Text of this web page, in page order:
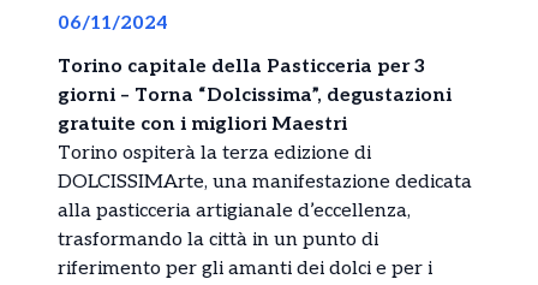
06/11/2024
Torino capitale della Pasticceria per 3
giorni – Torna “Dolcissima”, degustazioni
gratuite con i migliori Maestri
Torino ospiterà la terza edizione di
DOLCISSIMArte, una manifestazione dedicata
alla pasticceria artigianale d’eccellenza,
trasformando la città in un punto di
riferimento per gli amanti dei dolci e per i